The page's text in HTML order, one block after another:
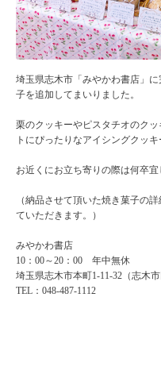
埼玉県志木市「みやかわ書店」
子を追加してまいりました。
栗のクッキーやピスタチオのク
トにぴったりなアイシングクッ
お近くにお立ち寄りの際は何卒宜
（納品させて頂いた焼き菓子の
ていただきます。）
みやかわ書店
10：00～20：00 年中無休
埼玉県志木市本町1-11-32（志木市
TEL：048-487-1112